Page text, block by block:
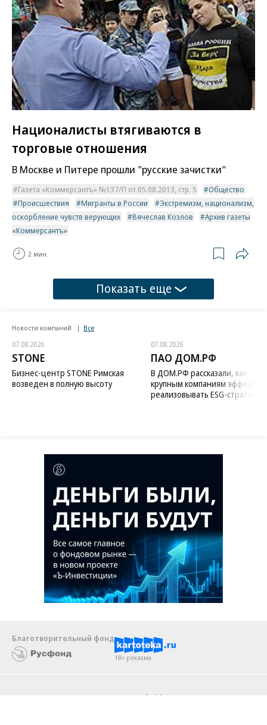
Националисты втягиваются в
торговые отношения
В Москве и Питере прошли "русские зачистки"
Газета «Коммерсантъ» №137/П от 05.08.2013, стр. 5
Общество
Происшествия
Мигранты в России
Экстремизм, национализм,
оскорбление чувств верующих
Вячеслав Козлов
Архив газеты
«Коммерсантъ»
2 мин.
Показать еще
Новости компаний Все
07.08.2026
STONE
Бизнес-центр STONE Римская
возведен в полную высоту
07.08.2026
ПАО ДОМ.РФ
В ДОМ.РФ рассказали, как
крупным компаниям
реализовывать ESG-стратегию
Благотворительный фонд
18+ реклама
Android